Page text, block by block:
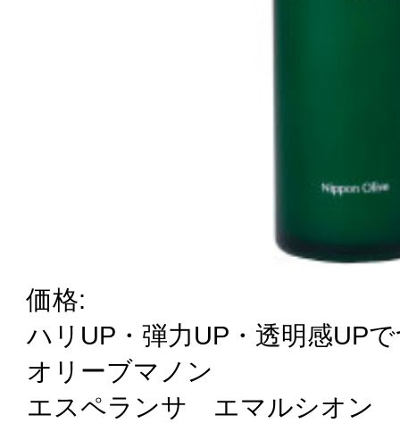
価格:
ハリUP・弾力UP・透明感UP
オリーブマノン
エスペランサ エマルシオン